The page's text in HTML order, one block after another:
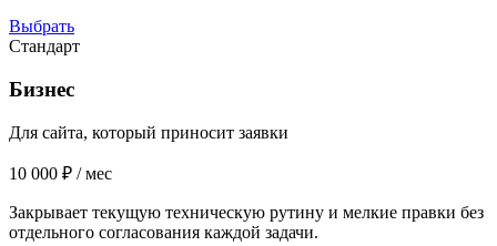
Выбрать
Стандарт
Бизнес
Для сайта, который приносит заявки
10 000 ₽ / мес
Закрывает текущую техническую рутину и мелкие правки без
отдельного согласования каждой задачи.